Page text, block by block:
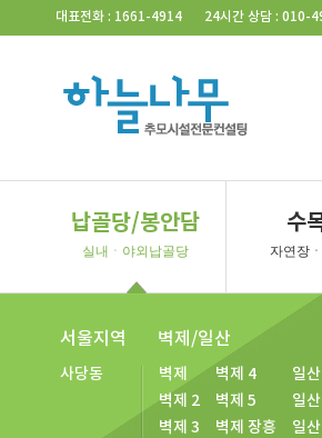
Skip Navigation대표전화 : 1661-4914 24시간 상담 :
납골당/봉안담
실내ㆍ야외납골당
수
자연장
서울지역
사당동
벽제/일산
벽제
벽제 2
벽제 3
벽제 4
벽제 5
벽제 장흥
일산
일
일